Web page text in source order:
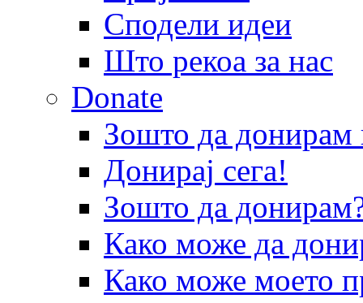
Сподели идеи
Што рекоа за нас
Donate
Зошто да
Донирај сега!
Зошто да
Како може да
Како може моето